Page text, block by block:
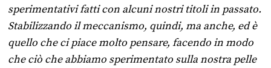
sperimentativi fatti con alcuni nostri titoli in passato.
Stabilizzando il meccanismo, quindi, ma anche, ed è
quello che ci piace molto pensare, facendo in modo
che ciò che abbiamo sperimentato sulla nostra pelle